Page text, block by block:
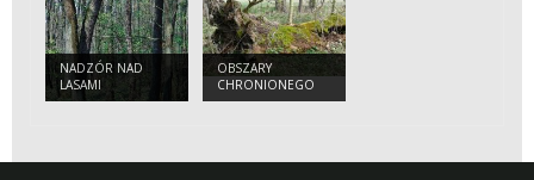
NADZÓR NAD
LASAMI
NIEPAŃSTWOWYMI
OBSZARY
CHRONIONEGO
KRAJOBRAZU